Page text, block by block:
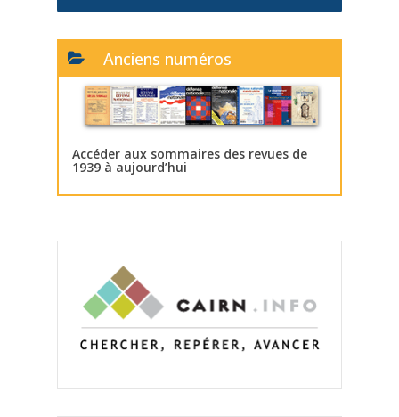
Anciens numéros
Accéder aux sommaires des revues de
1939 à aujourd’hui